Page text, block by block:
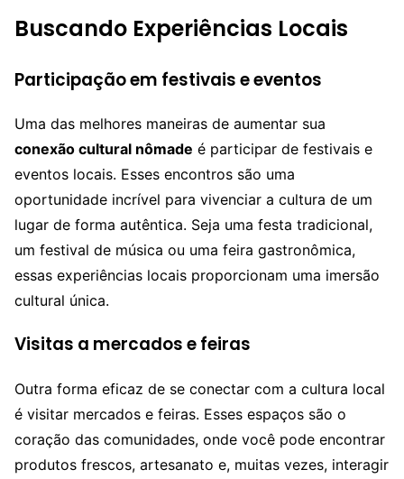
Buscando Experiências Locais
Participação em festivais e eventos
Uma das melhores maneiras de aumentar sua
conexão cultural nômade é participar de festivais e
eventos locais. Esses encontros são uma
oportunidade incrível para vivenciar a cultura de um
lugar de forma autêntica. Seja uma festa tradicional,
um festival de música ou uma feira gastronômica,
essas experiências locais proporcionam uma imersão
cultural única.
Visitas a mercados e feiras
Outra forma eficaz de se conectar com a cultura local
é visitar mercados e feiras. Esses espaços são o
coração das comunidades, onde você pode encontrar
produtos frescos, artesanato e, muitas vezes, interagir